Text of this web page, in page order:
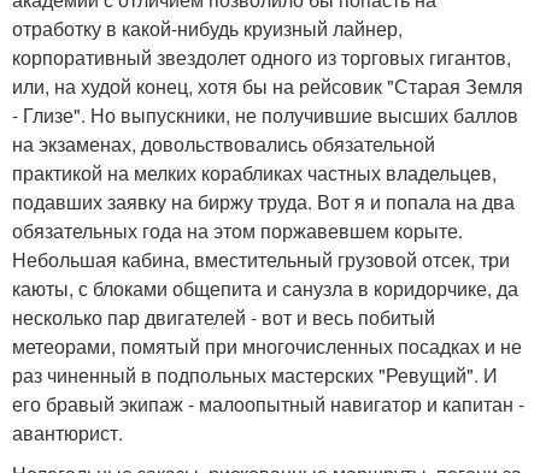
отработку в какой-нибудь круизный лайнер,
корпоративный звездолет одного из торговых гигантов,
или, на худой конец, хотя бы на рейсовик "Старая Земля
- Глизе". Но выпускники, не получившие высших баллов
на экзаменах, довольствовались обязательной
практикой на мелких корабликах частных владельцев,
подавших заявку на биржу труда. Вот я и попала на два
обязательных года на этом поржавевшем корыте.
Небольшая кабина, вместительный грузовой отсек, три
каюты, с блоками общепита и санузла в коридорчике, да
несколько пар двигателей - вот и весь побитый
метеорами, помятый при многочисленных посадках и не
раз чиненный в подпольных мастерских "Ревущий". И
его бравый экипаж - малоопытный навигатор и капитан -
авантюрист.